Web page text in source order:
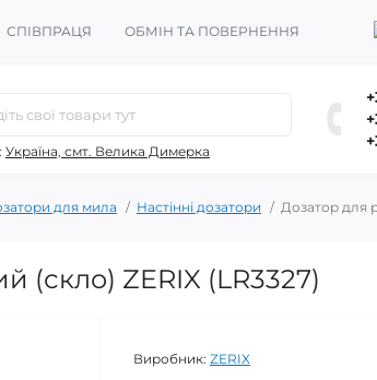
СПІВПРАЦЯ ОБМІН ТА ПОВЕРНЕННЯ
Україна, смт. Велика Димерка
для мила Настінні дозатори Дозатор для
(скло) ZERIX (LR3327)
Виробник: ZERIX